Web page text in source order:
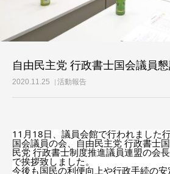
自由民主党 行政書士国会議員
2020.11.25 活動報告
11月18日、議員会館で行われました
国会議員の会、自由民主党 行政書士
民党 行政書士制度推進議員連盟の会
で挨拶致しました。
今後も国民の利便向上や行政手続の